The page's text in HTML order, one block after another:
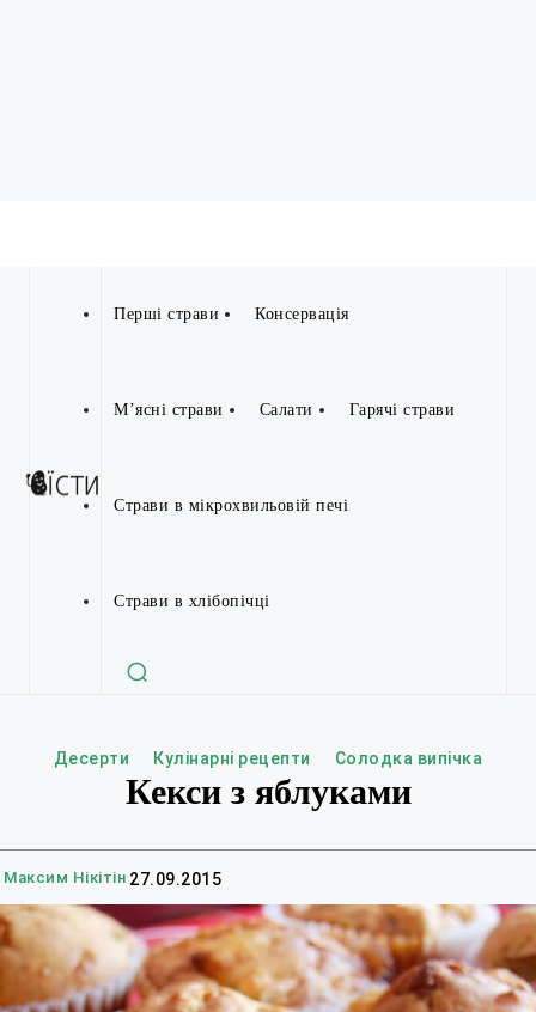
Перші страви Консервація
М’ясні страви Салати Гарячі страви
Страви в мікрохвильовій печі
Страви в хлібопічці
Десерти Кулінарні рецепти Солодка випічка
Кекси з яблуками
Максим Нікітін 27.09.2015